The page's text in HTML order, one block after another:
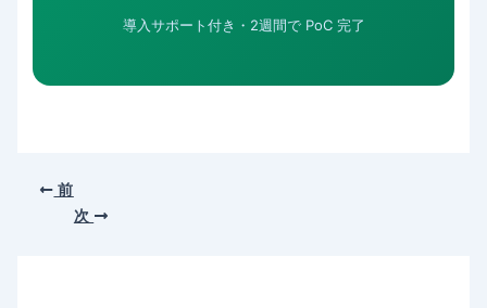
導入サポート付き・2週間で PoC 完了
前
次